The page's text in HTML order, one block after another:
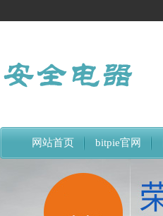
网站首页 bitpie官网
比特派下载网址